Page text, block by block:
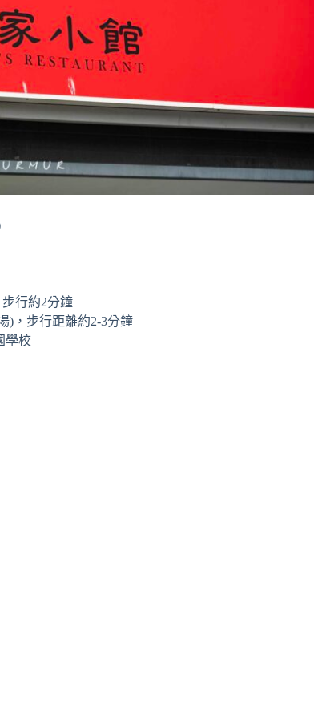
行約2分鐘
)，步行距離約2-3分鐘
學校